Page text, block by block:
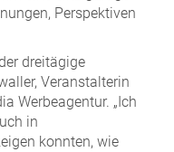
Perspektiven
dreitägige
Veranstalterin
Werbeagentur. „Ich
in
konnten, wie